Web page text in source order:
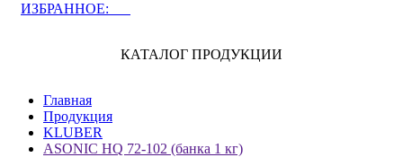
ИЗБРАННОЕ:
КАТАЛОГ ПРОДУКЦИИ
Главная
Продукция
KLUBER
ASONIC HQ 72-102 (банка 1 кг)